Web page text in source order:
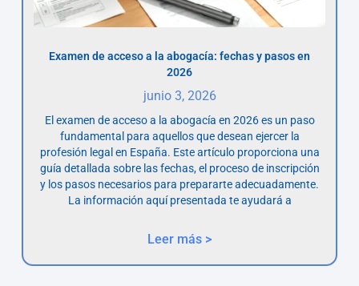
Examen de acceso a la abogacía: fechas y pasos en
2026
junio 3, 2026
El examen de acceso a la abogacía en 2026 es un paso
fundamental para aquellos que desean ejercer la
profesión legal en España. Este artículo proporciona una
guía detallada sobre las fechas, el proceso de inscripción
y los pasos necesarios para prepararte adecuadamente.
La información aquí presentada te ayudará a
Leer más >